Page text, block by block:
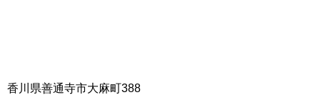
香川県善通寺市大麻町388